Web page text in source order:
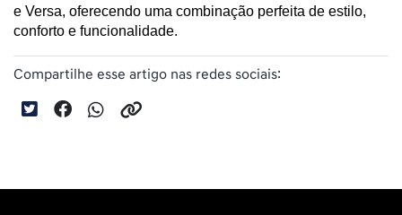
e Versa, oferecendo uma combinação perfeita de estilo,
conforto e funcionalidade.
Compartilhe esse artigo nas redes sociais: